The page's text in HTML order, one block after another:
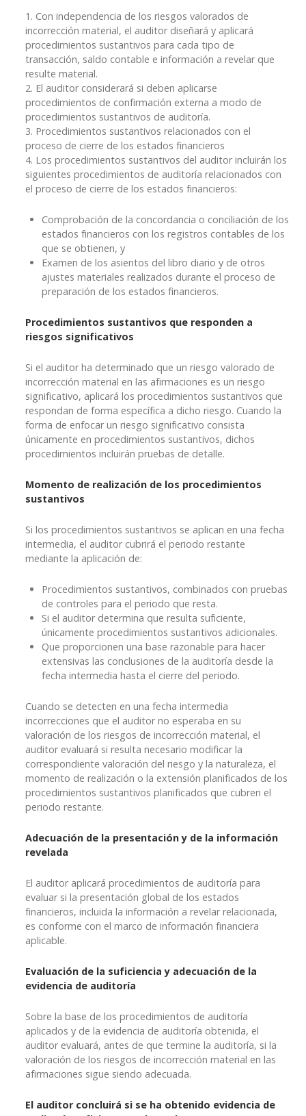
1. Con independencia de los riesgos valorados de
incorrección material, el auditor diseñará y aplicará
procedimientos sustantivos para cada tipo de
transacción, saldo contable e información a revelar que
resulte material.
2. El auditor considerará si deben aplicarse
procedimientos de confirmación externa a modo de
procedimientos sustantivos de auditoría.
3. Procedimientos sustantivos relacionados con el
proceso de cierre de los estados financieros
4. Los procedimientos sustantivos del auditor incluirán los
siguientes procedimientos de auditoría relacionados con
el proceso de cierre de los estados financieros:
Comprobación de la concordancia o conciliación de los
estados financieros con los registros contables de los
que se obtienen, y
Examen de los asientos del libro diario y de otros
ajustes materiales realizados durante el proceso de
preparación de los estados financieros.
Procedimientos sustantivos que responden a
riesgos significativos
Si el auditor ha determinado que un riesgo valorado de
incorrección material en las afirmaciones es un riesgo
significativo, aplicará los procedimientos sustantivos que
respondan de forma específica a dicho riesgo. Cuando la
forma de enfocar un riesgo significativo consista
únicamente en procedimientos sustantivos, dichos
procedimientos incluirán pruebas de detalle.
Momento de realización de los procedimientos
sustantivos
Si los procedimientos sustantivos se aplican en una fecha
intermedia, el auditor cubrirá el periodo restante
mediante la aplicación de:
Procedimientos sustantivos, combinados con pruebas
de controles para el periodo que resta.
Si el auditor determina que resulta suficiente,
únicamente procedimientos sustantivos adicionales.
Que proporcionen una base razonable para hacer
extensivas las conclusiones de la auditoría desde la
fecha intermedia hasta el cierre del periodo.
Cuando se detecten en una fecha intermedia
incorrecciones que el auditor no esperaba en su
valoración de los riesgos de incorrección material, el
auditor evaluará si resulta necesario modificar la
correspondiente valoración del riesgo y la naturaleza, el
momento de realización o la extensión planificados de los
procedimientos sustantivos planificados que cubren el
periodo restante.
Adecuación de la presentación y de la información
revelada
El auditor aplicará procedimientos de auditoría para
evaluar si la presentación global de los estados
financieros, incluida la información a revelar relacionada,
es conforme con el marco de información financiera
aplicable.
Evaluación de la suficiencia y adecuación de la
evidencia de auditoría
Sobre la base de los procedimientos de auditoría
aplicados y de la evidencia de auditoría obtenida, el
auditor evaluará, antes de que termine la auditoría, si la
valoración de los riesgos de incorrección material en las
afirmaciones sigue siendo adecuada.
El auditor concluirá si se ha obtenido evidencia de